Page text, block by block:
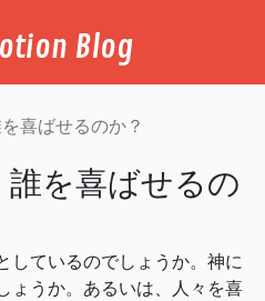
Blog
喜ばせるのか？
を喜ばせるの
しているのでしょうか。神に
ょうか。あるいは、人々を喜